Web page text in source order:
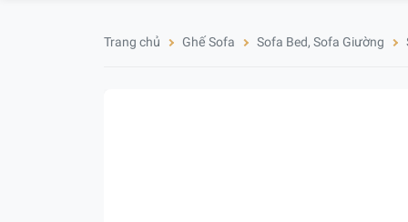
Trang chủ Ghế Sofa Sofa Bed, Sofa Giường